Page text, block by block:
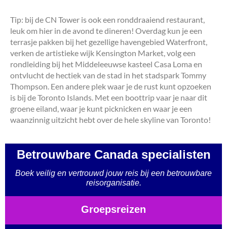
Tip: bij de CN Tower is ook een ronddraaiend restaurant,
leuk om hier in de avond te dineren! Overdag kun je een
terrasje pakken bij het gezellige havengebied Waterfront,
verken de artistieke wijk Kensington Market, volg een
rondleiding bij het Middeleeuwse kasteel Casa Loma en
ontvlucht de hectiek van de stad in het stadspark Tommy
Thompson. Een andere plek waar je de rust kunt opzoeken
is bij de Toronto Islands. Met een boottrip vaar je naar dit
groene eiland, waar je kunt picknicken en waar je een
waanzinnig uitzicht hebt over de hele skyline van Toronto!
Betrouwbare Canada specialisten
Boek veilig en vertrouwd jouw reis bij een betrouwbare
reisorganisatie.
Groepsreizen